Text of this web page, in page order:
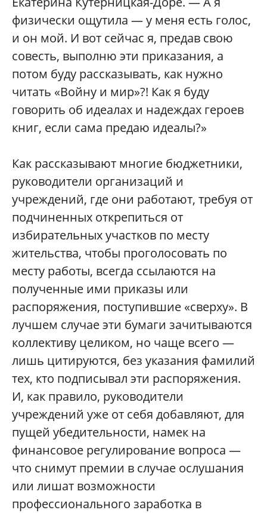
физически ощутила — у меня есть голос,
и он мой. И вот сейчас я, предав свою
совесть, выполню эти приказания, а
потом буду рассказывать, как нужно
читать «Войну и мир»?! Как я буду
говорить об идеалах и надеждах героев
книг, если сама предаю идеалы?»
Как рассказывают многие бюджетники,
руководители организаций и
учреждений, где они работают, требуя от
подчиненных открепиться от
избирательных участков по месту
жительства, чтобы проголосовать по
месту работы, всегда ссылаются на
полученные ими приказы или
распоряжения, поступившие «сверху». В
лучшем случае эти бумаги зачитываются
коллективу целиком, но чаще всего —
лишь цитируются, без указания фамилий
тех, кто подписывал эти распоряжения.
И, как правило, руководители
учреждений уже от себя добавляют, для
пущей убедительности, намек на
финансовое регулирование вопроса —
что снимут премии в случае ослушания
или лишат возможности
профессионального заработка в